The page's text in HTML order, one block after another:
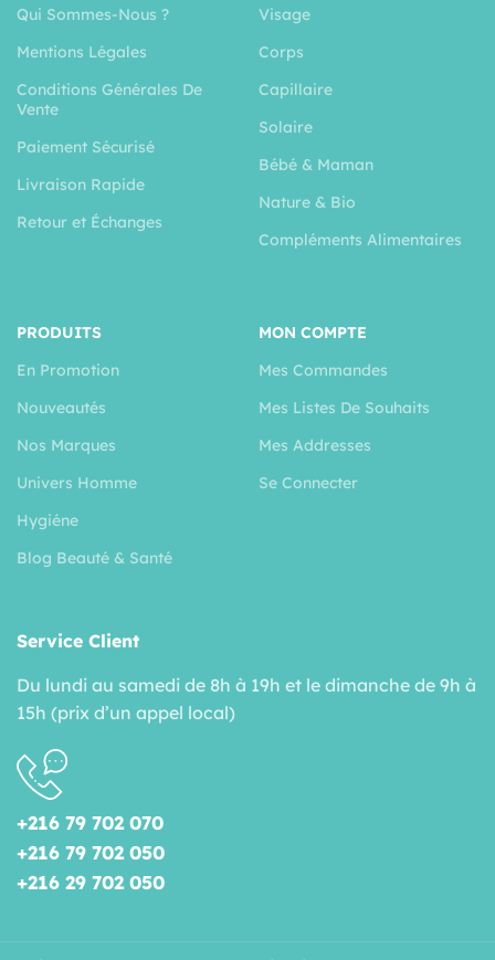
Qui Sommes-Nous ?
Mentions Légales
Conditions Générales De
Vente
Paiement Sécurisé
Livraison Rapide
Retour et Échanges
Visage
Corps
Capillaire
Solaire
Bébé & Maman
Nature & Bio
Compléments Alimentaires
PRODUITS
En Promotion
Nouveautés
Nos Marques
Univers Homme
Hygiéne
Blog Beauté & Santé
MON COMPTE
Mes Commandes
Mes Listes De Souhaits
Mes Addresses
Se Connecter
Service Client
Du lundi au samedi de 8h à 19h et le dimanche de 9h à
15h (prix d’un appel local)
+216 79 702 070
+216 79 702 050
+216 29 702 050